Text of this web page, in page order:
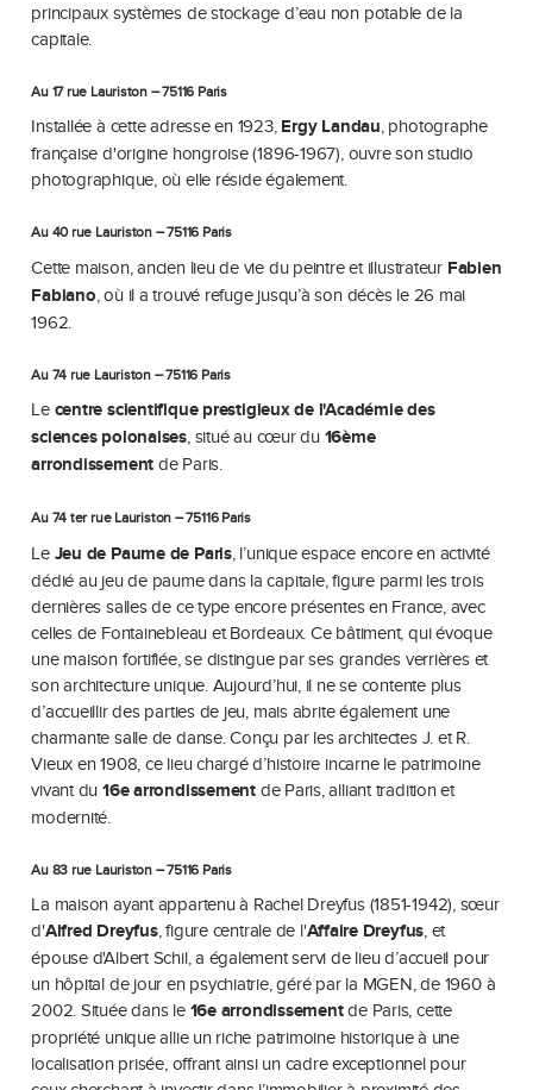
principaux systèmes de stockage d’eau non potable de la
capitale.
Au 17 rue Lauriston – 75116 Paris
Installée à cette adresse en 1923, Ergy Landau, photographe
française d'origine hongroise (1896-1967), ouvre son studio
photographique, où elle réside également.
Au 40 rue Lauriston – 75116 Paris
Cette maison, ancien lieu de vie du peintre et illustrateur Fabien
Fabiano, où il a trouvé refuge jusqu’à son décès le 26 mai
1962.
Au 74 rue Lauriston – 75116 Paris
Le centre scientifique prestigieux de l'Académie des
sciences polonaises, situé au cœur du 16ème
arrondissement de Paris.
Au 74 ter rue Lauriston – 75116 Paris
Le Jeu de Paume de Paris, l’unique espace encore en activité
dédié au jeu de paume dans la capitale, figure parmi les trois
dernières salles de ce type encore présentes en France, avec
celles de Fontainebleau et Bordeaux. Ce bâtiment, qui évoque
une maison fortifiée, se distingue par ses grandes verrières et
son architecture unique. Aujourd’hui, il ne se contente plus
d’accueillir des parties de jeu, mais abrite également une
charmante salle de danse. Conçu par les architectes J. et R.
Vieux en 1908, ce lieu chargé d’histoire incarne le patrimoine
vivant du16e arrondissementde Paris, alliant tradition et
modernité.
Au 83 rue Lauriston – 75116 Paris
La maison ayant appartenu à Rachel Dreyfus (1851-1942), sœur
d'Alfred Dreyfus, figure centrale de l'Affaire Dreyfus, et
épouse d'Albert Schil, a également servi de lieu d’accueil pour
un hôpital de jour en psychiatrie, géré par la MGEN, de 1960 à
2002. Située dans le 16e arrondissementde Paris, cette
propriété unique allie un riche patrimoine historique à une
localisation prisée, offrant ainsi un cadre exceptionnel pour